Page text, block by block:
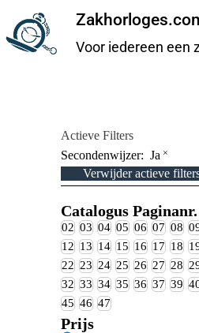
Voor iedereen een
Actieve Filters
Secondenwijzer: Ja ×
Verwijder actieve
Catalogus Paginanr.
02 03 04 05 06 07 08
12 13 14 15 16 17 18
22 23 24 25 26 27 28
32 33 34 35 36 37 39
45 46 47
Prijs